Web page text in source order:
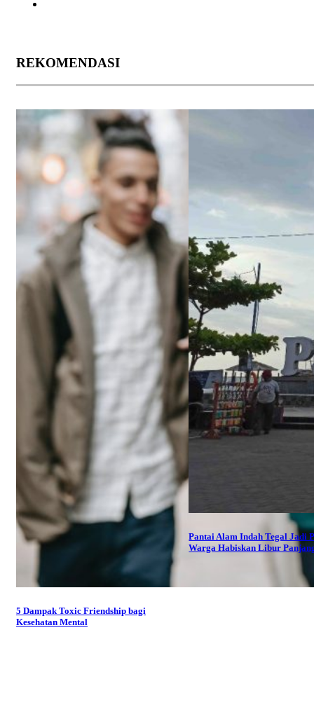
REKOMENDASI
5 Dampak Toxic Friendship bagi
Kesehatan Mental
Pantai Alam Indah Tegal Jadi
Warga Habiskan Libur